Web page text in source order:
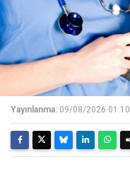
Yayınlanma: 09/08/2026 01:10